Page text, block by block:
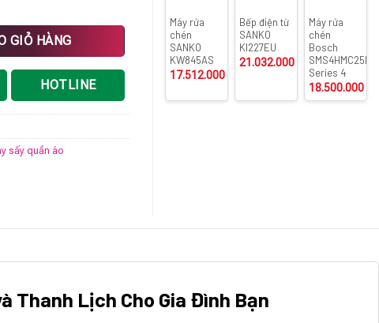
lượng
GIỎ HÀNG
HOTLINE
sấy quần áo
Máy rửa
chén
SANKO
KW845AS
17.512.000
Bếp điện từ
SANKO
KI227EU
21.032.000
Máy rửa
chén
Bosch
SMS4HMC25M
Series 4
18.500.000
Thanh Lịch Cho Gia Đình Bạn